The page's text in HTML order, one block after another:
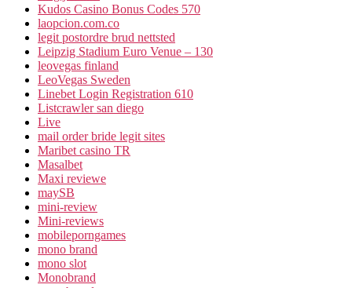
Kudos Casino Bonus Codes 570
laopcion.com.co
legit postordre brud nettsted
Leipzig Stadium Euro Venue – 130
leovegas finland
LeoVegas Sweden
Linebet Login Registration 610
Listcrawler san diego
Live
mail order bride legit sites
Maribet casino TR
Masalbet
Maxi reviewe
maySB
mini-review
Mini-reviews
mobileporngames
mono brand
mono slot
Monobrand